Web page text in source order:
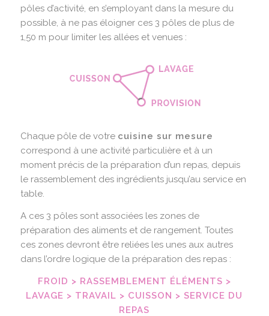
pôles d’activité, en s’employant dans la mesure du
possible, à ne pas éloigner ces 3 pôles de plus de
1,50 m pour limiter les allées et venues :
Chaque pôle de votre cuisine sur mesure
correspond à une activité particulière et à un
moment précis de la préparation d’un repas, depuis
le rassemblement des ingrédients jusqu’au service en
table.
A ces 3 pôles sont associées les zones de
préparation des aliments et de rangement. Toutes
ces zones devront être reliées les unes aux autres
dans l’ordre logique de la préparation des repas :
FROID > RASSEMBLEMENT ÉLÉMENTS >
LAVAGE > TRAVAIL > CUISSON > SERVICE DU
REPAS